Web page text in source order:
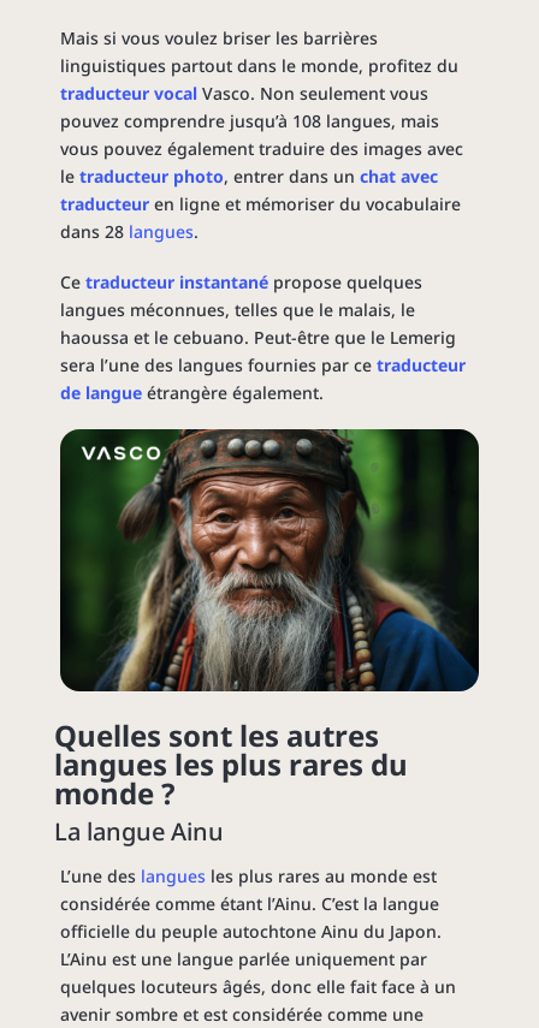
Mais si vous voulez briser les barrières
linguistiques partout dans le monde, profitez du
traducteur vocalVasco. Non seulement vous
pouvez comprendre jusqu’à 108 langues, mais
vous pouvez également traduire des images avec
le traducteur photo, entrer dans un chat avec
traducteuren ligne et mémoriser du vocabulaire
dans 28 langues.
Ce traducteur instantanépropose quelques
langues méconnues, telles que le malais, le
haoussa et le cebuano. Peut-être que le Lemerig
sera l’une des langues fournies par ce traducteur
de langue étrangère également.
Quelles sont les autres
langues les plus rares du
monde ?
La langue Ainu
L’une des langues les plus rares au monde est
considérée comme étant l’Ainu. C’est la langue
officielle du peuple autochtone Ainu du Japon.
L’Ainu est une langue parlée uniquement par
quelques locuteurs âgés, donc elle fait face à un
avenir sombre et est considérée comme une